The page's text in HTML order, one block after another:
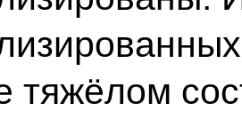
тяжёлом